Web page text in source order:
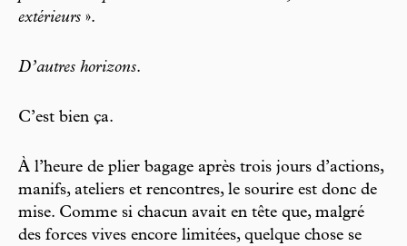
extérieurs ».
D’autres horizons.
C’est bien ça.
À l’heure de plier bagage après trois jours d’actions,
manifs, ateliers et rencontres, le sourire est donc de
mise. Comme si chacun avait en tête que, malgré
des forces vives encore limitées, quelque chose se